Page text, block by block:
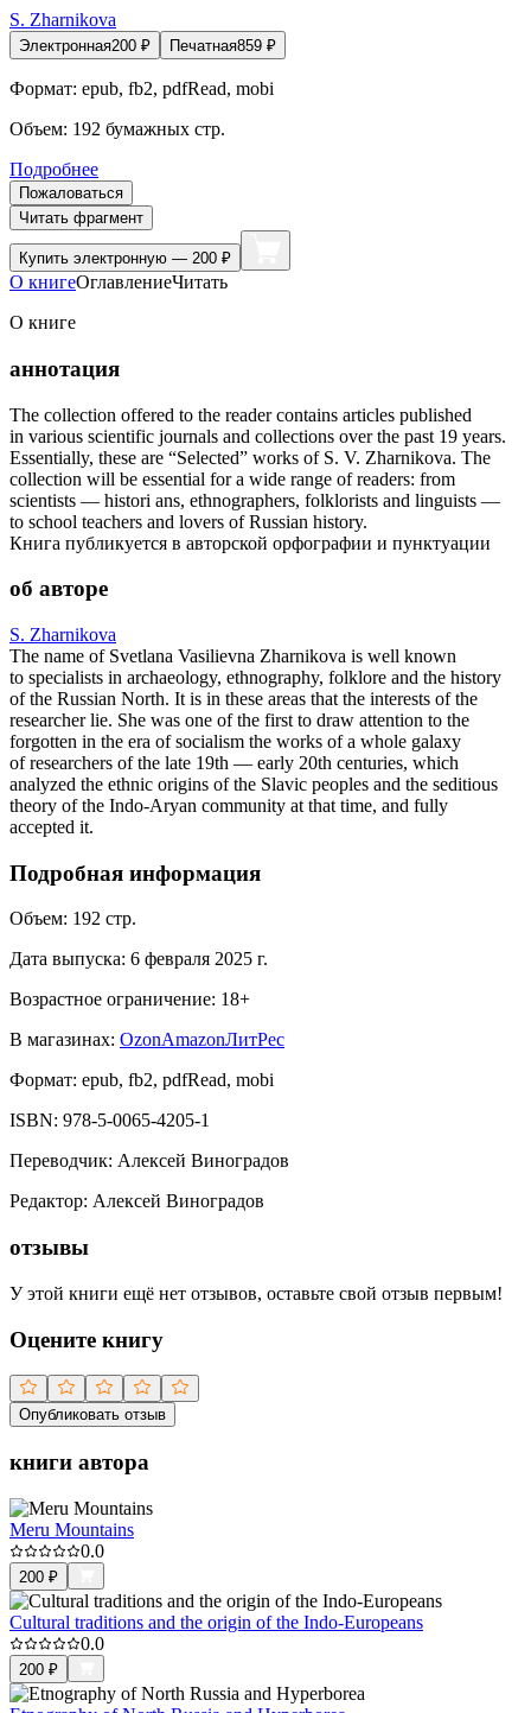
S. Zharnikova
Электронная200 ₽ Печатная859 ₽
Формат: epub, fb2, pdfRead, mobi
Объем: 192 бумажных стр.
Подробнее
Пожаловаться
Читать фрагмент
Купить электронную — 200 ₽
О книгеОглавлениеЧитать
О книге
аннотация
The collection offered to the reader contains articles published
in various scientific journals and collections over the past 19 years.
Essentially, these are “Selected” works of S. V. Zharnikova. The
collection will be essential for a wide range of readers: from
scientists — histori ans, ethnographers, folklorists and linguists —
to school teachers and lovers of Russian history.
Книга публикуется в авторской орфографии и пунктуации
об авторе
S. Zharnikova
The name of Svetlana Vasilievna Zharnikova is well known
to specialists in archaeology, ethnography, folklore and the history
of the Russian North. It is in these areas that the interests of the
researcher lie. She was one of the first to draw attention to the
forgotten in the era of socialism the works of a whole galaxy
of researchers of the late 19th — early 20th centuries, which
analyzed the ethnic origins of the Slavic peoples and the seditious
theory of the Indo-Aryan community at that time, and fully
accepted it.
Подробная информация
Объем: 192 стр.
Дата выпуска: 6 февраля 2025 г.
Возрастное ограничение: 18+
В магазинах: OzonAmazonЛитРес
Формат: epub, fb2, pdfRead, mobi
ISBN: 978-5-0065-4205-1
Переводчик: Алексей Виноградов
Редактор: Алексей Виноградов
отзывы
У этой книги ещё нет отзывов, оставьте свой отзыв первым!
Оцените книгу
Опубликовать отзыв
книги автора
Meru Mountains
0.0
200 ₽
Cultural traditions and the origin of the Indo-Europeans
0.0
200 ₽